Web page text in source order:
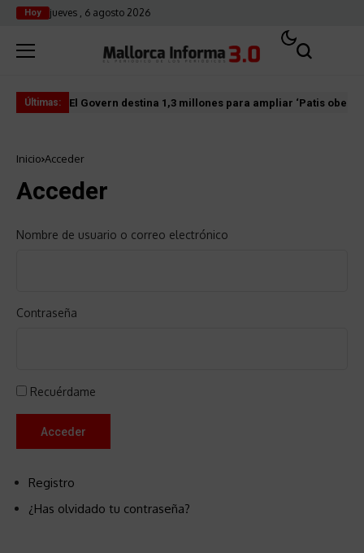
Hoy jueves , 6 agosto 2026
Últimas: El Govern destina 1,3 millones para ampliar ‘Patis
Inicio Acceder
Acceder
Nombre de usuario o correo electrónico
Contraseña
Recuérdame
Acceder
Registro
¿Has olvidado tu contraseña?